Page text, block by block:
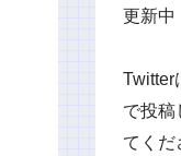
更新中
Twitter
で投稿
てくだ